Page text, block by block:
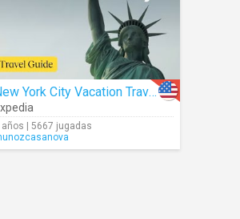
New York City Vacation Travel Guide
años | 5667 jugadas